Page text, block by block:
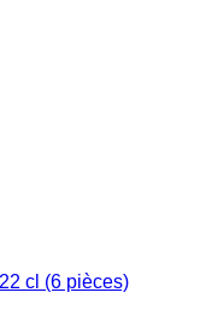
cl (6 pièces)